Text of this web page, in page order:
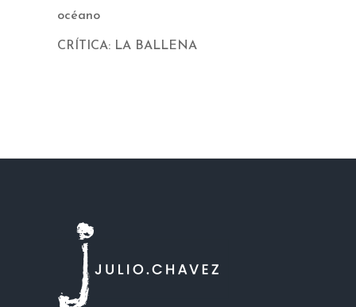
océano
CRÍTICA: LA BALLENA